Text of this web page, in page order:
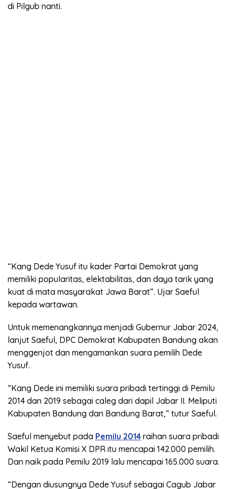
di Pilgub nanti.
“Kang Dede Yusuf itu kader Partai Demokrat yang
memiliki popularitas, elektabilitas, dan daya tarik yang
kuat di mata masyarakat Jawa Barat”. Ujar Saeful
kepada wartawan.
Untuk memenangkannya menjadi Gubernur Jabar 2024,
lanjut Saeful, DPC Demokrat Kabupaten Bandung akan
menggenjot dan mengamankan suara pemilih Dede
Yusuf.
“Kang Dede ini memiliki suara pribadi tertinggi di Pemilu
2014 dan 2019 sebagai caleg dari dapil Jabar II. Meliputi
Kabupaten Bandung dan Bandung Barat,” tutur Saeful.
Saeful menyebut pada Pemilu 2014 raihan suara pribadi
Wakil Ketua Komisi X DPR itu mencapai 142.000 pemilih.
Dan naik pada Pemilu 2019 lalu mencapai 165.000 suara.
“Dengan diusungnya Dede Yusuf sebagai Cagub Jabar